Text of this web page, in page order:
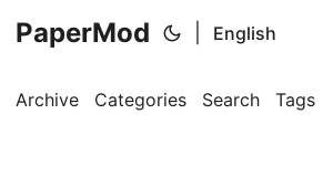
PaperMod English
Archive Categories Search Tags